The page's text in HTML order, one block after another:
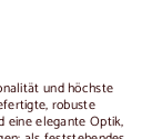
und höchste
robuste
eine elegante Optik,